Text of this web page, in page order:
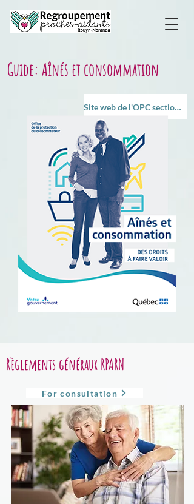
Guide: Aînés et consommation
Site web de l'OPC section Aînés
Règlements généraux RPARN
For consultation